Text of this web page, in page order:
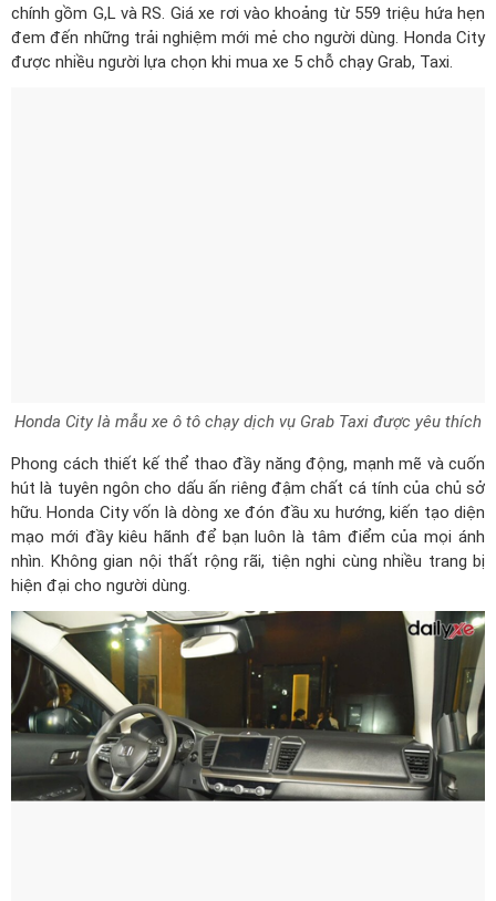
chính gồm G,L và RS. Giá xe rơi vào khoảng từ 559 triệu hứa hẹn
đem đến những trải nghiệm mới mẻ cho người dùng. Honda City
được nhiều người lựa chọn khi mua xe 5 chỗ chạy Grab, Taxi.
Honda City là mẫu xe ô tô chạy dịch vụ Grab Taxi được yêu thích
Phong cách thiết kế thể thao đầy năng động, mạnh mẽ và cuốn
hút là tuyên ngôn cho dấu ấn riêng đậm chất cá tính của chủ sở
hữu. Honda City vốn là dòng xe đón đầu xu hướng, kiến tạo diện
mạo mới đầy kiêu hãnh để bạn luôn là tâm điểm của mọi ánh
nhìn. Không gian nội thất rộng rãi, tiện nghi cùng nhiều trang bị
hiện đại cho người dùng.